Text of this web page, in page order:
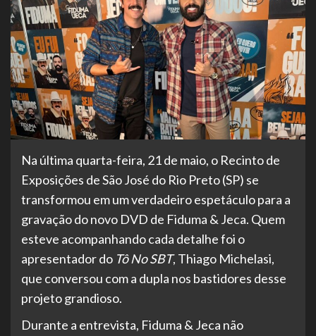
Na última quarta-feira, 21 de maio, o Recinto de
Exposições de São José do Rio Preto (SP) se
transformou em um verdadeiro espetáculo para a
gravação do novo DVD de Fiduma & Jeca. Quem
esteve acompanhando cada detalhe foi o
apresentador do Tô No SBT, Thiago Michelasi,
que conversou com a dupla nos bastidores desse
projeto grandioso.
Durante a entrevista, Fiduma & Jeca não